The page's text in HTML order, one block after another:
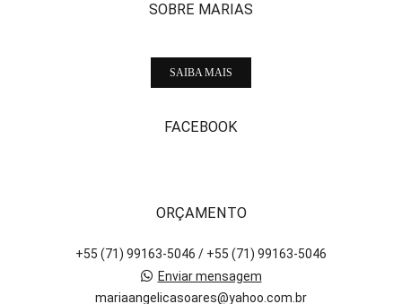
SOBRE MARIAS
SAIBA MAIS
FACEBOOK
ORÇAMENTO
+55 (71) 99163-5046 / +55 (71) 99163-5046
Enviar mensagem
mariaangelicasoares@yahoo.com.br